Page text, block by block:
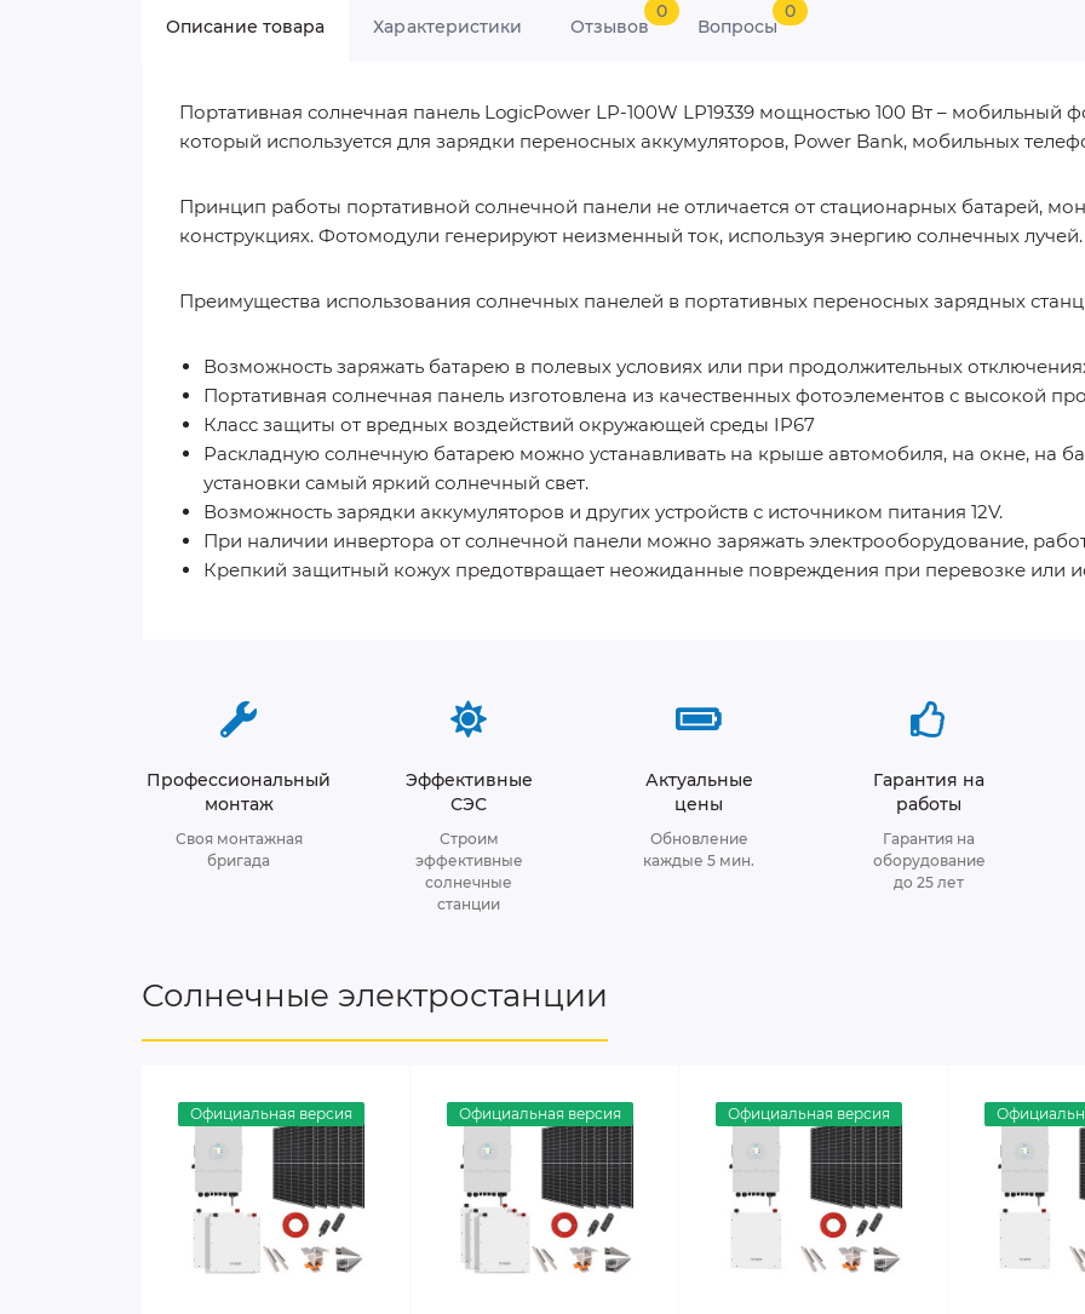
Описание товара Характеристики Отзывов
0
Вопросы
0
Портативная солнечная панель LogicPower LP-100W LP19339 мощностью 100 Вт – мобильный
который используется для зарядки переносных аккумуляторов, Power Bank, мобильных
Принцип работы портативной солнечной панели не отличается от стационарных батарей,
конструкциях. Фотомодули генерируют неизменный ток, используя энергию солнечных лучей.
Преимущества использования солнечных панелей в портативных переносных зарядных
Возможность заряжать батарею в полевых условиях или при продолжительных
Портативная солнечная панель изготовлена из качественных фотоэлементов с высокой
Класс защиты от вредных воздействий окружающей среды IP67
Раскладную солнечную батарею можно устанавливать на крыше автомобиля, на окне, на
установки самый яркий солнечный свет.
Возможность зарядки аккумуляторов и других устройств с источником питания 12V.
При наличии инвертора от солнечной панели можно заряжать электрооборудование,
Крепкий защитный кожух предотвращает неожиданные повреждения при перевозке или
Профессиональный
монтаж
Своя монтажная
бригада
Эффективные
СЭС
Строим
эффективные
солнечные
станции
Актуальные
цены
Обновление
каждые 5 мин.
Гарантия на
работы
Гарантия на
оборудование
до 25 лет
Солнечные электростанции
Официальная версия Официальная версия Официальная версия